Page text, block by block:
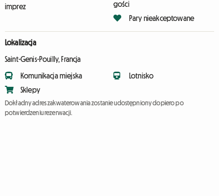
imprez
gości
Pary nieakceptowane
Lokalizacja
Saint-Genis-Pouilly, Francja
Komunikacja miejska
Sklepy
Lotnisko
Dokładny adres zakwaterowania zostanie udostępniony dopiero po
potwierdzeniu rezerwacji.